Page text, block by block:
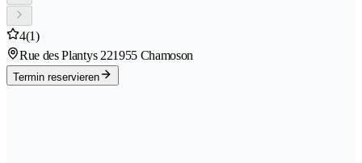
4(1)
Rue des Plantys 221955 Chamoson
Termin reservieren